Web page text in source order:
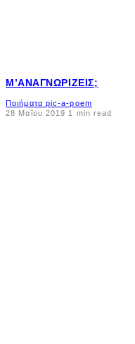
Μ’ΑΝΑΓΝΩΡΊΖΕΙΣ;
Ποιήματα pic-a-poem
28 Μαΐου 2019 1 min read